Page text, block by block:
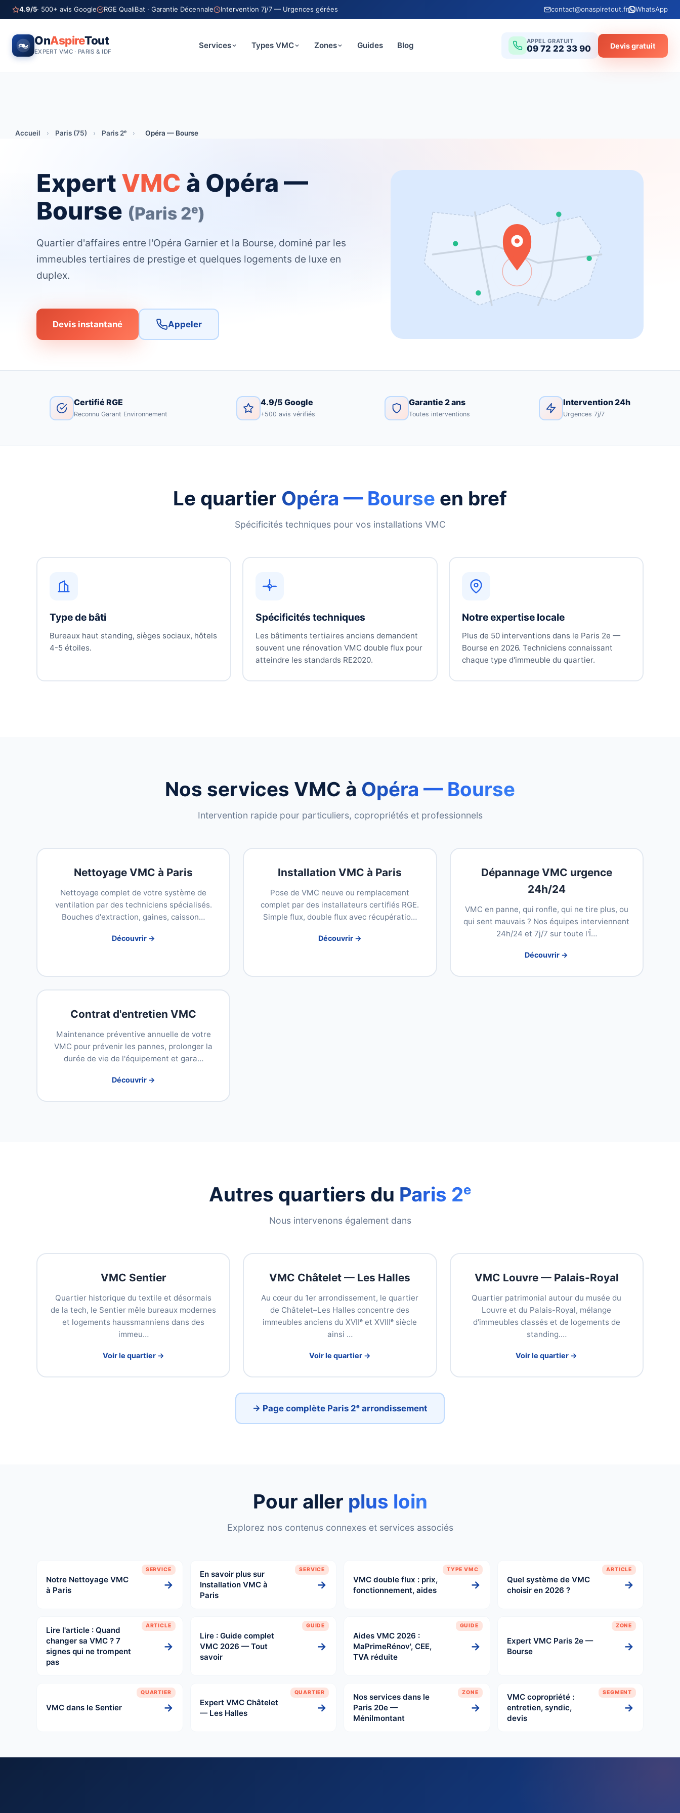
4.9/5· 500+ avis Google RGE QualiBat · Garantie Décennale Intervention 7j/7 — Urgences gérées contact@onaspiretout.fr WhatsApp
OnAspireTout
EXPERT VMC · PARIS & IDF
Services Types VMC Zones Guides Blog APPEL GRATUIT
09 72 22 33 90 Devis gratuit
Accueil › Paris (75) › Paris 2ᵉ › Opéra — Bourse
Expert VMC à Opéra —
Bourse (Paris 2ᵉ)
Quartier d'affaires entre l'Opéra Garnier et la Bourse, dominé par les
immeubles tertiaires de prestige et quelques logements de luxe en
duplex.
Devis instantané Appeler
Certifié RGE
Reconnu Garant Environnement
4.9/5 Google
+500 avis vérifiés
Garantie 2 ans
Toutes interventions
Intervention 24h
Urgences 7j/7
Le quartier Opéra — Bourse en bref
Spécificités techniques pour vos installations VMC
Type de bâti
Bureaux haut standing, sièges sociaux, hôtels
4-5 étoiles.
Spécificités techniques
Les bâtiments tertiaires anciens demandent
souvent une rénovation VMC double flux pour
atteindre les standards RE2020.
Notre expertise locale
Plus de 50 interventions dans le Paris 2e —
Bourse en 2026. Techniciens connaissant
chaque type d'immeuble du quartier.
Nos services VMC à Opéra — Bourse
Intervention rapide pour particuliers, copropriétés et professionnels
Nettoyage VMC à Paris
Nettoyage complet de votre système de
ventilation par des techniciens spécialisés.
Bouches d'extraction, gaines, caisson…
Découvrir →
Installation VMC à Paris
Pose de VMC neuve ou remplacement
complet par des installateurs certifiés RGE.
Simple flux, double flux avec récupératio…
Découvrir →
Dépannage VMC urgence
24h/24
VMC en panne, qui ronfle, qui ne tire plus, ou
qui sent mauvais ? Nos équipes interviennent
24h/24 et 7j/7 sur toute l'Î…
Découvrir →
Contrat d'entretien VMC
Maintenance préventive annuelle de votre
VMC pour prévenir les pannes, prolonger la
durée de vie de l'équipement et gara…
Découvrir →
Autres quartiers du Paris 2ᵉ
Nous intervenons également dans
VMC Sentier
Quartier historique du textile et désormais
de la tech, le Sentier mêle bureaux modernes
et logements haussmanniens dans des
immeu…
Voir le quartier →
VMC Châtelet — Les Halles
Au cœur du 1er arrondissement, le quartier
de Châtelet–Les Halles concentre des
immeubles anciens du XVIIᵉ et XVIIIᵉ siècle
ainsi …
Voir le quartier →
VMC Louvre — Palais-Royal
Quartier patrimonial autour du musée du
Louvre et du Palais-Royal, mélange
d'immeubles classés et de logements de
standing.…
Voir le quartier →
→ Page complète Paris 2ᵉ arrondissement
Pour aller plus loin
Explorez nos contenus connexes et services associés
SERVICE
Notre Nettoyage VMC
à Paris
→
SERVICE
En savoir plus sur
Installation VMC à
Paris
→
TYPE VMC
VMC double flux : prix,
fonctionnement, aides
→
ARTICLE
Quel système de VMC
choisir en 2026 ?
→
ARTICLE
Lire l'article : Quand
changer sa VMC ? 7
signes qui ne trompent
pas
→
GUIDE
Lire : Guide complet
VMC 2026 — Tout
savoir
→
GUIDE
Aides VMC 2026 :
MaPrimeRénov', CEE,
TVA réduite
→
ZONE
Expert VMC Paris 2e —
Bourse
→
QUARTIER
VMC dans le Sentier →
QUARTIER
Expert VMC Châtelet
— Les Halles
→
ZONE
Nos services dans le
Paris 20e —
Ménilmontant
→
SEGMENT
VMC copropriété :
entretien, syndic,
devis
→